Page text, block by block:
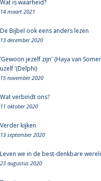
Wat is waarheid?
14 maart 2021
De Bijbel ook eens anders lezen
13 december 2020
‘Gewoon jezelf zijn' (Haya van
uzelf ‘(Delphi)
15 november 2020
Wat verbindt ons?
11 oktober 2020
Verder kijken
13 september 2020
Leven we in de best-denkbare
23 augustus 2020